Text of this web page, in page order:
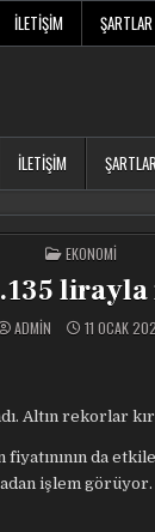
İLETIŞIM
İLETIŞIM
POSTED
IN
EKONOMI
ADMIN 11 OCAK
Altın rekorlar
fiyatınının da
işlem görüyor.